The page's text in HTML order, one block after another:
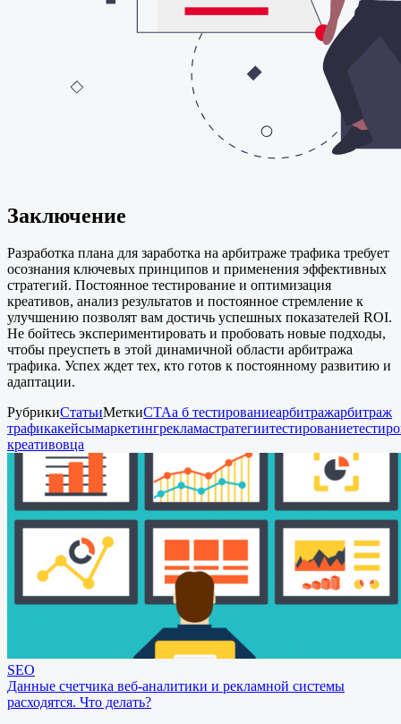
Заключение
Разработка плана для заработка на арбитраже трафика требует
осознания ключевых принципов и применения эффективных
стратегий. Постоянное тестирование и оптимизация
креативов, анализ результатов и постоянное стремление к
улучшению позволят вам достичь успешных показателей ROI.
Не бойтесь экспериментировать и пробовать новые подходы,
чтобы преуспеть в этой динамичной области арбитража
трафика. Успех ждет тех, кто готов к постоянному развитию и
адаптации.
РубрикиСтатьиМеткиCTAа б тестированиеарбитражарбитраж
трафикакейсымаркетингрекламастратегиитестирование
креативовца
SEO
Данные счетчика веб-аналитики и рекламной системы
расходятся. Что делать?